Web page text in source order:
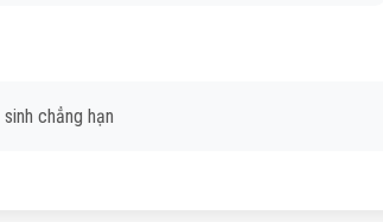
chẳng hạn